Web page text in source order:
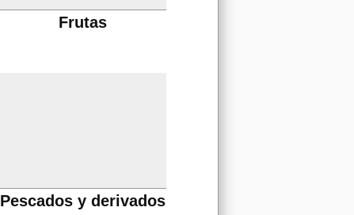
Frutas
Pescados y derivados